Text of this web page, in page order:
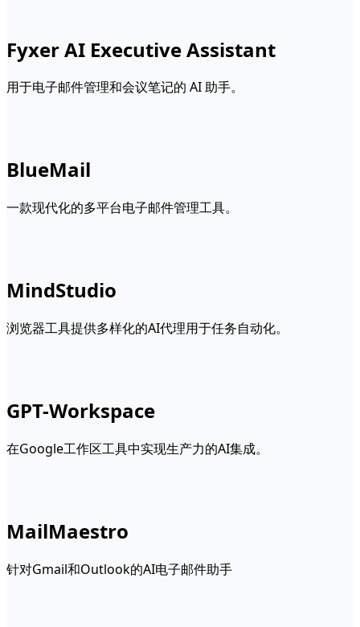
Fyxer AI Executive Assistant
用于电子邮件管理和会议笔记的 AI 助手。
BlueMail
一款现代化的多平台电子邮件管理工具。
MindStudio
浏览器工具提供多样化的AI代理用于任务自动化。
GPT-Workspace
在Google工作区工具中实现生产力的AI集成。
MailMaestro
针对Gmail和Outlook的AI电子邮件助手